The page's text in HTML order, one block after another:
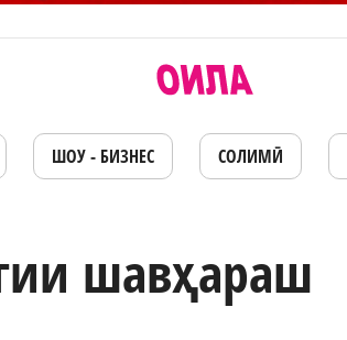
ШОУ - БИЗНЕС СОЛИМӢ
шавҳараш